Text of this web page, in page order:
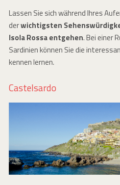
Lassen Sie sich während Ihres
derwichtigsten
Isola Rossa entgehen. Bei einer
Sardinien können Sie die
kennen lernen.
Castelsardo